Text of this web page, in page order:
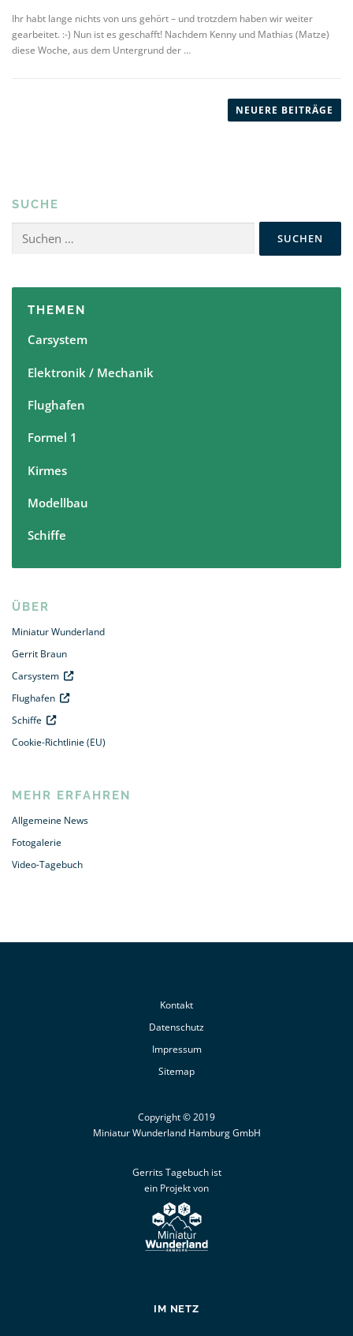
Ihr habt lange nichts von uns gehört – und trotzdem haben wir weiter
gearbeitet. :-) Nun ist es geschafft! Nachdem Kenny und Mathias (Matze)
diese Woche, aus dem Untergrund der …
g
v
NEUERE BEITRÄGE
SUCHE
nach:
THEMEN
Carsystem
Elektronik / Mechanik
Flughafen
Formel 1
Kirmes
Modellbau
Schiffe
ÜBER
Miniatur Wunderland
Gerrit Braun
Carsystem
Flughafen
Schiffe
Cookie-Richtlinie (EU)
MEHR ERFAHREN
Allgemeine News
Fotogalerie
Video-Tagebuch
Kontakt
Datenschutz
Impressum
Sitemap
Copyright © 2019
Miniatur Wunderland Hamburg GmbH
Gerrits Tagebuch ist
ein Projekt von
IM NETZ